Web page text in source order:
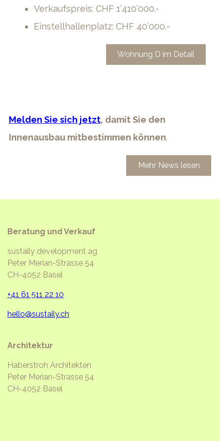
Verkaufspreis: CHF 1’410’000.-
Einstellhallenplatz: CHF 40’000.-
Wohnung D im Detail
Melden Sie sich jetzt, damit Sie den
Innenausbau mitbestimmen können.
Mehr News lesen
Beratung und Verkauf
sustaily development ag
Peter Merian-Strasse 54
CH-4052 Basel
+41 61 511 22 10
hello@sustaily.ch
Architektur
Haberstroh Architekten
Peter Merian-Strasse 54
CH-4052 Basel